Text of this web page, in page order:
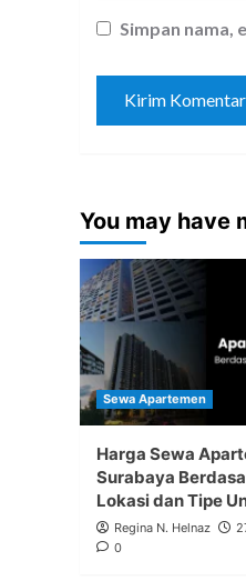
Simpan nama,
You may have
Sewa Apartemen
Harga Sewa
Surabaya
Lokasi dan Tipe
Regina N. Helnaz
0